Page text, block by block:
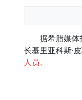
据希腊媒体报
长基里亚科斯·
人员。